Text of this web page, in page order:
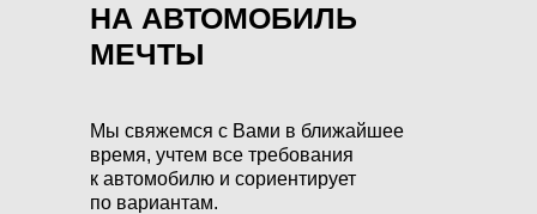
НА АВТОМОБИЛЬ
МЕЧТЫ
Мы свяжемся с Вами в ближайшее
время, учтем все требования
к автомобилю и сориентирует
по вариантам.